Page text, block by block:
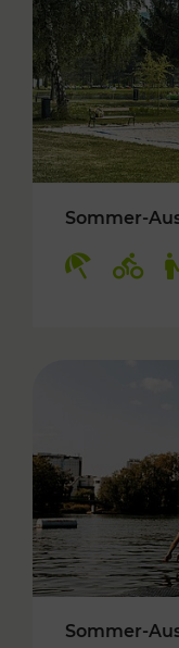
Sommer-
Sommer-